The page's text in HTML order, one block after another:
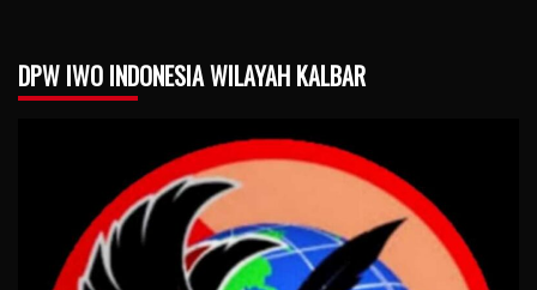
DPW IWO INDONESIA WILAYAH KALBAR